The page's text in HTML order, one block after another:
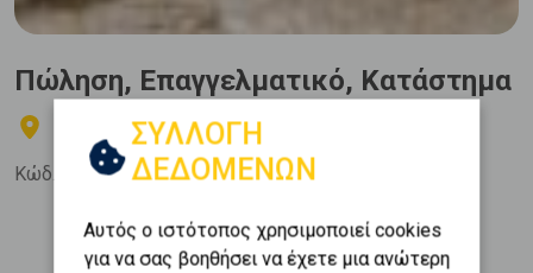
Πώληση, Επαγγελματικό, Κατάστημα
Χαλάνδρι - Αγία Βαρβάρα
Κώδ. Ακινήτου:508932
Όροφος
-1 (1ο Υπόγειο)
Εμβαδόν
260 m2
ΣΥΛΛΟΓΗ
ΔΕΔΟΜΕΝΩΝ
Αυτός ο ιστότοπος χρησιμοποιεί cookies
για να σας βοηθήσει να έχετε μια ανώτερη